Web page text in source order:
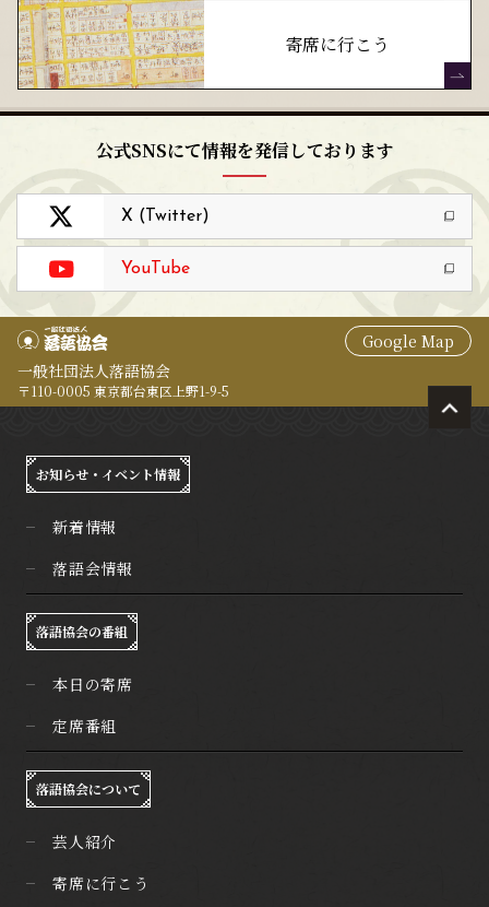
寄席に行こう
公式SNSにて情報を発信しております
X (Twitter)
YouTube
Google Map
一般社団法人落語協会
〒110-0005 東京都台東区上野1-9-5
お知らせ・イベント情報
新着情報
落語会情報
落語協会の番組
本日の寄席
定席番組
落語協会について
芸人紹介
寄席に行こう